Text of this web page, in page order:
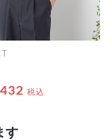
税込
す